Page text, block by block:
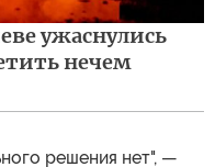
ужаснулись
нечем
решения нет", —